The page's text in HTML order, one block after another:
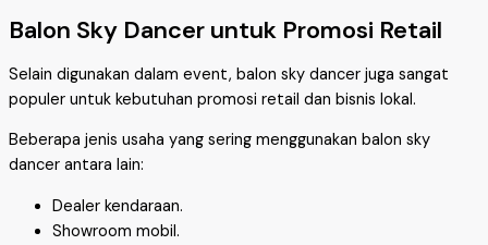
Balon Sky Dancer untuk Promosi Retail
Selain digunakan dalam event, balon sky dancer juga sangat
populer untuk kebutuhan promosi retail dan bisnis lokal.
Beberapa jenis usaha yang sering menggunakan balon sky
dancer antara lain:
Dealer kendaraan.
Showroom mobil.